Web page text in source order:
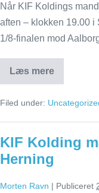
Når KIF Koldings
aften – klokken 19.00 i
1/8-finalen mod
Læs mere
Anders
Eggert:
glæder
til
fed
kamp
mod
Aalborg
Filed under:
KIF Kolding
Herning
Morten Ravn | Publiceret